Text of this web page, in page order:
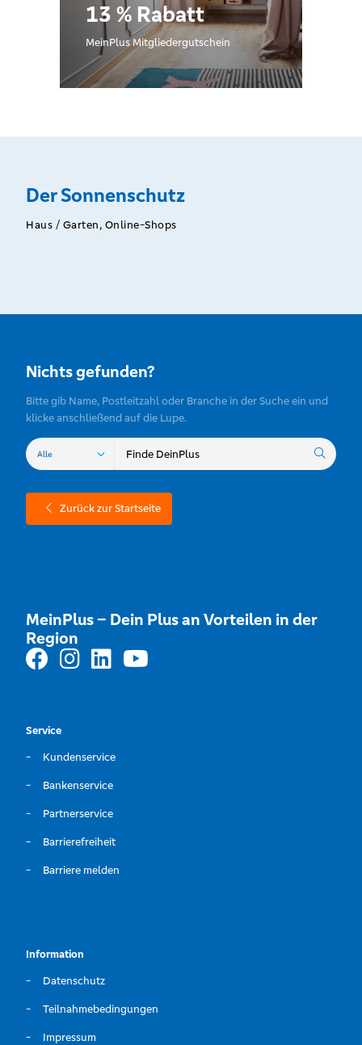
13 % Rabatt
MeinPlus Mitgliedergutschein
Der Sonnenschutz
Haus / Garten, Online-Shops
Nichts gefunden?
Bitte gib Name, Postleitzahl oder Branche in der Suche ein und
klicke anschließend auf die Lupe.
Zurück zur Startseite
MeinPlus – Dein Plus an Vorteilen in der
Region
Service
Kundenservice
Bankenservice
Partnerservice
Barrierefreiheit
Barriere melden
Information
Datenschutz
Teilnahmebedingungen
Impressum